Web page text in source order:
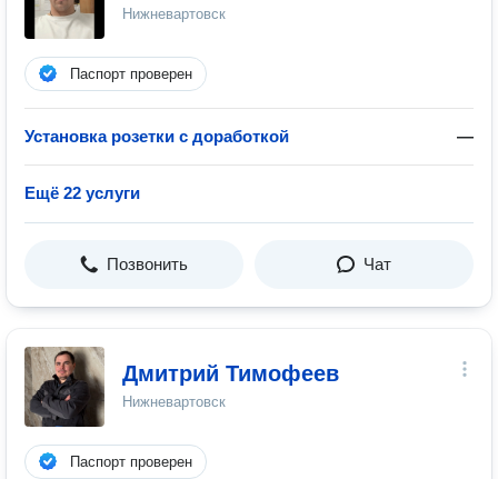
Нижневартовск
Паспорт проверен
Установка розетки с доработкой —
Ещё 22 услуги
Позвонить Чат
Дмитрий Тимофеев
Нижневартовск
Паспорт проверен